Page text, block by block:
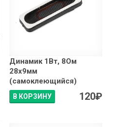
Динамик 1Вт, 8Ом
28x9мм
(самоклеющийся)
В КОРЗИНУ 120₽